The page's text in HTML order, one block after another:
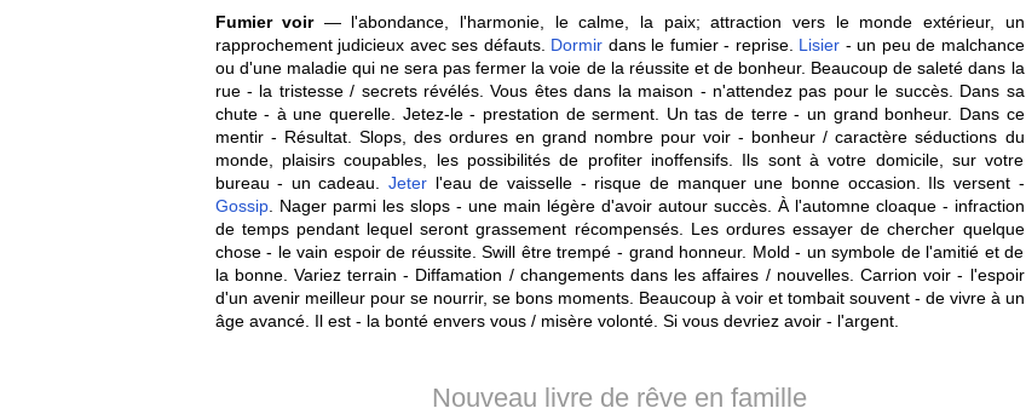
Fumier voir— l'abondance, l'harmonie, le calme, la paix; attraction vers le monde extérieur, un
rapprochement judicieux avec ses défauts. Dormir dans le fumier - reprise. Lisier - un peu de malchance
ou d'une maladie qui ne sera pas fermer la voie de la réussite et de bonheur. Beaucoup de saleté dans la
rue - la tristesse / secrets révélés. Vous êtes dans la maison - n'attendez pas pour le succès. Dans sa
chute - à une querelle. Jetez-le - prestation de serment. Un tas de terre - un grand bonheur. Dans ce
mentir - Résultat. Slops, des ordures en grand nombre pour voir - bonheur / caractère séductions du
monde, plaisirs coupables, les possibilités de profiter inoffensifs. Ils sont à votre domicile, sur votre
bureau - un cadeau.Jeter l'eau de vaisselle - risque de manquer une bonne occasion. Ils versent -
Gossip. Nager parmi les slops - une main légère d'avoir autour succès. À l'automne cloaque - infraction
de temps pendant lequel seront grassement récompensés. Les ordures essayer de chercher quelque
chose - le vain espoir de réussite. Swill être trempé - grand honneur. Mold - un symbole de l'amitié et de
la bonne. Variez terrain - Diffamation / changements dans les affaires / nouvelles. Carrion voir - l'espoir
d'un avenir meilleur pour se nourrir, se bons moments. Beaucoup à voir et tombait souvent - de vivre à un
âge avancé. Il est - la bonté envers vous / misère volonté. Si vous devriez avoir - l'argent.
Nouveau livre de rêve en famille